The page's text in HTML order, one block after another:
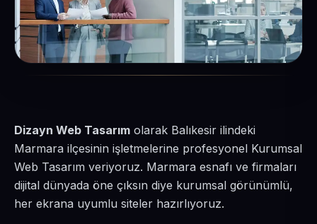
Dizayn Web Tasarım olarak Balıkesir ilindeki
Marmara ilçesinin işletmelerine profesyonel Kurumsal
Web Tasarım veriyoruz. Marmara esnafı ve firmaları
dijital dünyada öne çıksın diye kurumsal görünümlü,
her ekrana uyumlu siteler hazırlıyoruz.